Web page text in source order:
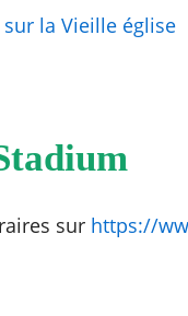
la Vieille église
sur https://